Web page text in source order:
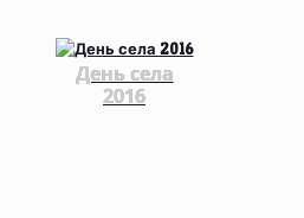
День села
2016